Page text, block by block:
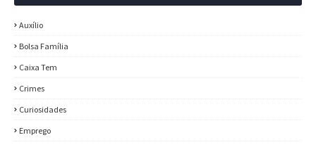
Auxílio
Bolsa Família
Caixa Tem
Crimes
Curiosidades
Emprego